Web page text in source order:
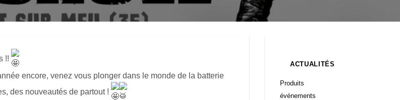
!!
encore, venez vous plonger dans le monde de la batterie
des nouveautés de partout !
ACTUALITÉS
Produits
événements